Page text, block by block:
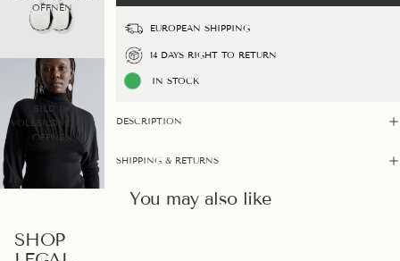
ÖFFNEN
BILD IM
VOLLBILDMODUS
ÖFFNEN
EUROPEAN SHIPPING
14 DAYS RIGHT TO RETURN
IN STOCK
DESCRIPTION
SHIPPING & RETURNS
You may also like
SHOP
DATENSCHUTZERKLÄRUNG